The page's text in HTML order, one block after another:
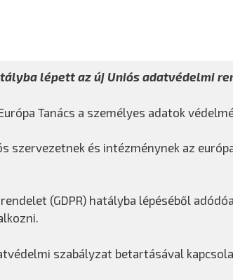
lépett az új Uniós adatvédelmi
Tanács a személyes adatok
szervezetnek és intézménynek az
(GDPR) hatályba lépéséből
szabályzat betartásával